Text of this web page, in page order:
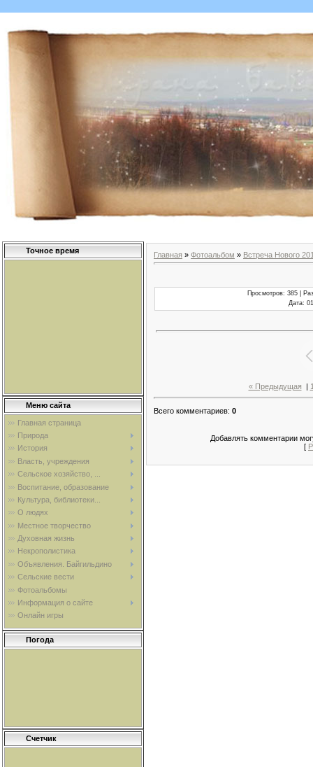
Точное время
Меню сайта
Главная страница
Природа
История
Власть, учреждения
Сельское хозяйство, ...
Воспитание, образование
Культура, библиотеки...
О людях
Местное творчество
Духовная жизнь
Некрополистика
Объявления. Байгильдино
Сельские вести
Фотоальбомы
Информация о сайте
Онлайн игры
Погода
Счетчик
Главная » Фотоальбом » Встреча Нового
Просмотров: 385 |
Дата:
« Предыдущая
Всего комментариев: 0
Добавлять комментарии
[